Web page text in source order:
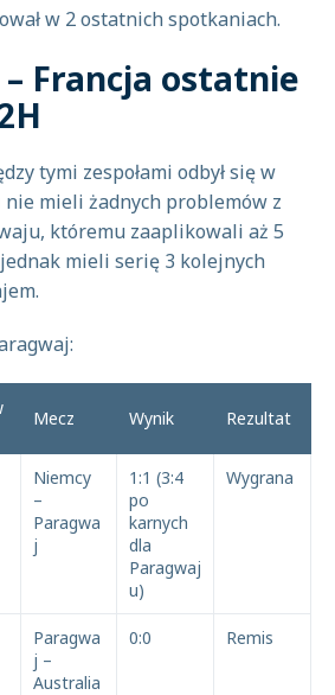
w 2 ostatnich spotkaniach.
Francja ostatnie
tymi zespołami odbył się w
nie mieli żadnych problemów z
któremu zaaplikowali aż 5
mieli serię 3 kolejnych
Mecz Wynik Rezultat
Niemcy
–
Paragwa
j
1:1 (3:4
po
karnych
dla
Paragwaj
u)
Wygrana
Paragwa
j –
Australia
0:0 Remis